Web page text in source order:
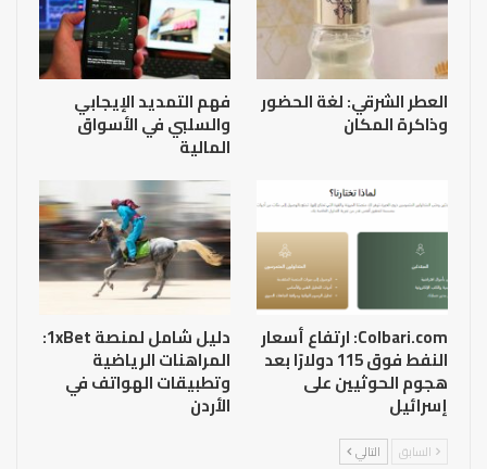
العطر الشرقي: لغة الحضور
وذاكرة المكان
فهم التمديد الإيجابي
والسلبي في الأسواق
المالية
Colbari.com: ارتفاع أسعار
النفط فوق 115 دولارًا بعد
هجوم الحوثيين على
إسرائيل
دليل شامل لمنصة 1xBet:
المراهنات الرياضية
وتطبيقات الهواتف في
الأردن
السابق التالي